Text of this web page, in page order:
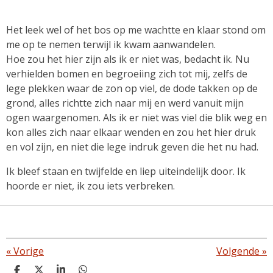
Het leek wel of het bos op me wachtte en klaar stond om
me op te nemen terwijl ik kwam aanwandelen.
Hoe zou het hier zijn als ik er niet was, bedacht ik. Nu
verhielden bomen en begroeiing zich tot mij, zelfs de
lege plekken waar de zon op viel, de dode takken op de
grond, alles richtte zich naar mij en werd vanuit mijn
ogen waargenomen. Als ik er niet was viel die blik weg en
kon alles zich naar elkaar wenden en zou het hier druk
en vol zijn, en niet die lege indruk geven die het nu had.
Ik bleef staan en twijfelde en liep uiteindelijk door. Ik
hoorde er niet, ik zou iets verbreken.
«Vorige Volgende »